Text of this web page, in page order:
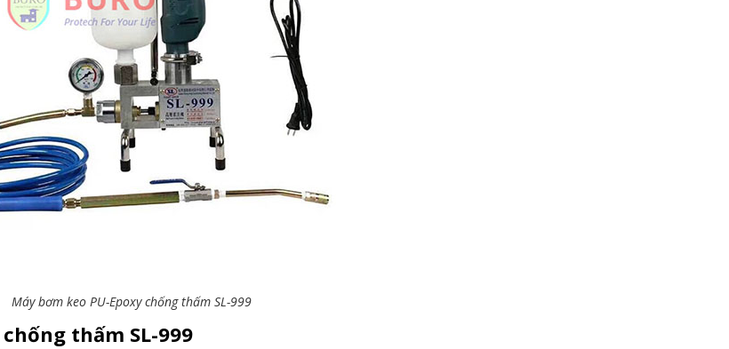
Máy bơm keo PU-Epoxy chống thấm SL-999
thấm SL-999